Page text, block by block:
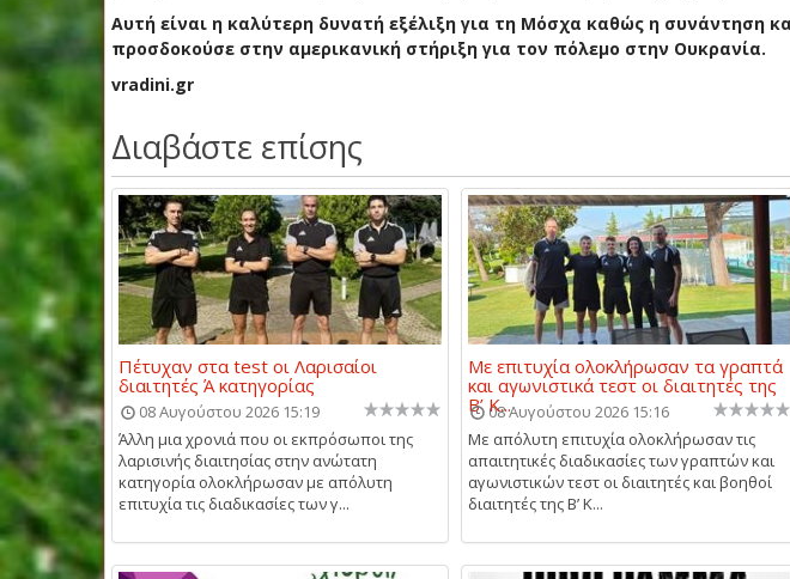
Αυτή είναι η καλύτερη δυνατή εξέλιξη για τη Μόσχα καθώς η συνάντηση
προσδοκούσε στην αμερικανική στήριξη για τον πόλεμο στην Ουκρανία.
vradini.gr
Διαβάστε επίσης
Πέτυχαν στα test οι Λαρισαίοι
διαιτητές Ά κατηγορίας
08 Αυγούστου 2026 15:19
Άλλη μια χρονιά που οι εκπρόσωποι της
λαρισινής διαιτησίας στην ανώτατη
κατηγορία ολοκλήρωσαν με απόλυτη
επιτυχία τις διαδικασίες των γ...
Με επιτυχία ολοκλήρωσαν τα γραπτά
και αγωνιστικά τεστ οι διαιτητές της
Β’ Κ...08 Αυγούστου 2026 15:16
Με απόλυτη επιτυχία ολοκλήρωσαν τις
απαιτητικές διαδικασίες των γραπτών και
αγωνιστικών τεστ οι διαιτητές και βοηθοί
διαιτητές της Β’ Κ...